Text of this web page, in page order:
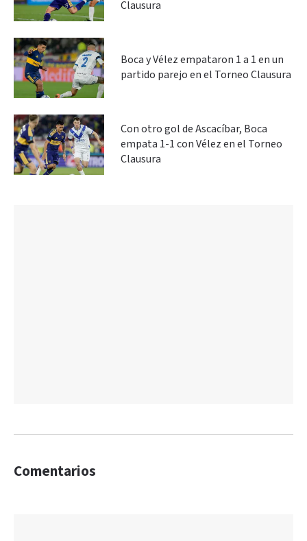
Clausura
Boca y Vélez empataron 1 a 1 en un
partido parejo en el Torneo Clausura
Con otro gol de Ascacíbar, Boca
empata 1-1 con Vélez en el Torneo
Clausura
Comentarios